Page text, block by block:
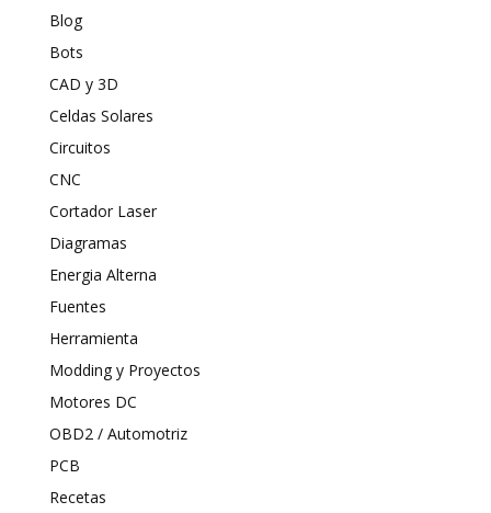
Blog
Bots
CAD y 3D
Celdas Solares
Circuitos
CNC
Cortador Laser
Diagramas
Energia Alterna
Fuentes
Herramienta
Modding y Proyectos
Motores DC
OBD2 / Automotriz
PCB
Recetas